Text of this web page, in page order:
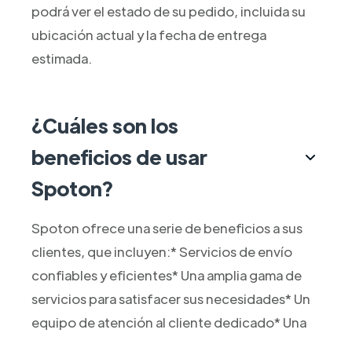
podrá ver el estado de su pedido, incluida su
ubicación actual y la fecha de entrega
estimada.
¿Cuáles son los
beneficios de usar
Spoton?
Spoton ofrece una serie de beneficios a sus
clientes, que incluyen:* Servicios de envío
confiables y eficientes* Una amplia gama de
servicios para satisfacer sus necesidades* Un
equipo de atención al cliente dedicado* Una